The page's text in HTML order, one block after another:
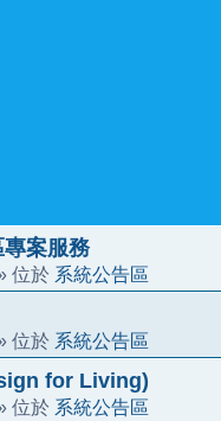
案服務
位於 系統公告區
位於 系統公告區
for Living)
位於 系統公告區